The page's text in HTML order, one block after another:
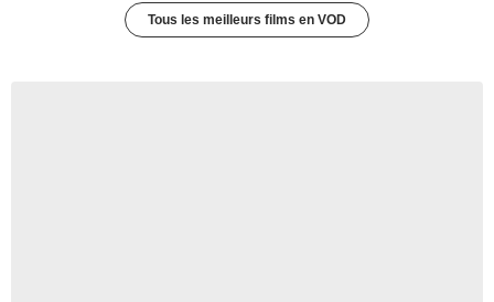
Tous les meilleurs films en VOD